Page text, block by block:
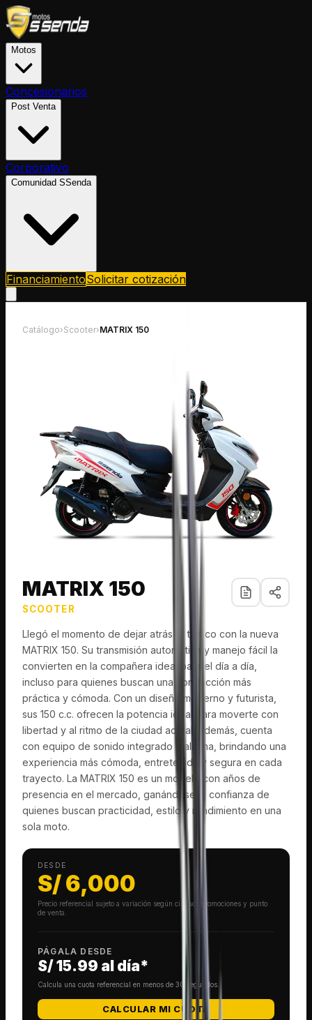
Motos
Concesionarios
Post Venta
Corporativo
Comunidad SSenda
FinanciamientoSolicitar cotización
Catálogo›Scooter›MATRIX 150
MATRIX 150
SCOOTER
Llegó el momento de dejar atrás el tráfico con la nueva
MATRIX 150. Su transmisión automática y manejo fácil la
convierten en la compañera ideal para el día a día,
incluso para quienes buscan una conducción más
práctica y cómoda. Con un diseño moderno y futurista,
sus 150 c.c. ofrecen la potencia ideal para moverte con
libertad y al ritmo de la ciudad actual. Además, cuenta
con equipo de sonido integrado y alarma, brindando una
experiencia más cómoda, entretenida y segura en cada
trayecto. La MATRIX 150 es un modelo con años de
presencia en el mercado, ganándose la confianza de
quienes buscan practicidad, estilo y rendimiento en una
sola moto.
DESDE
S/6,000
Precio referencial sujeto a variación según ciudad, promociones y punto
de venta.
PÁGALA DESDE
S/ 15.99 al día*
Calcula una cuota referencial en menos de 30 segundos.
CALCULAR MI CUOTA